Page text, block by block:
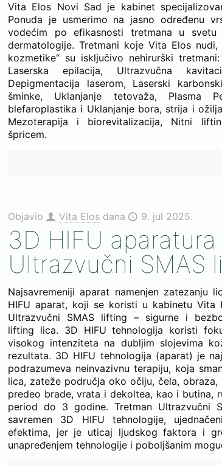
Vita Elos Novi Sad je kabinet
Ponuda je usmerimo na jasno određenu
vodećim po efikasnosti tretmana u
dermatologije. Tretmani koje Vita Elos
kozmetike“ su isključivo nehirurški
Laserska epilacija, Ultrazvučna
Depigmentacija laserom, Laserski
šminke, Uklanjanje tetovaža, Plasma
blefaroplastika i Uklanjanje bora, strija i
Mezoterapija i biorevitalizacija, Nitni
špricem.
Objavio Vita Elos dana 9. jul 2025.
3D HIFU
Ultrazvučni SMAS
Najsavremeniji aparat namenjen zatezanju
HIFU aparat, koji se koristi u kabinetu Vita
Ultrazvučni SMAS lifting – sigurne i
lifting lica. 3D HIFU tehnologija koristi
visokog intenziteta na dubljim slojevima
rezultata. 3D HIFU tehnologija (aparat) je
podrazumeva neinvazivnu terapiju, koja
lica, zateže područja oko očiju, čela,
predeo brade, vrata i dekoltea, kao i butina,
period do 3 godine. Tretman Ultrazvučni
savremen 3D HIFU tehnologije,
efektima, jer je uticaj ljudskog faktora i
unapređenjem tehnologije i poboljšanim